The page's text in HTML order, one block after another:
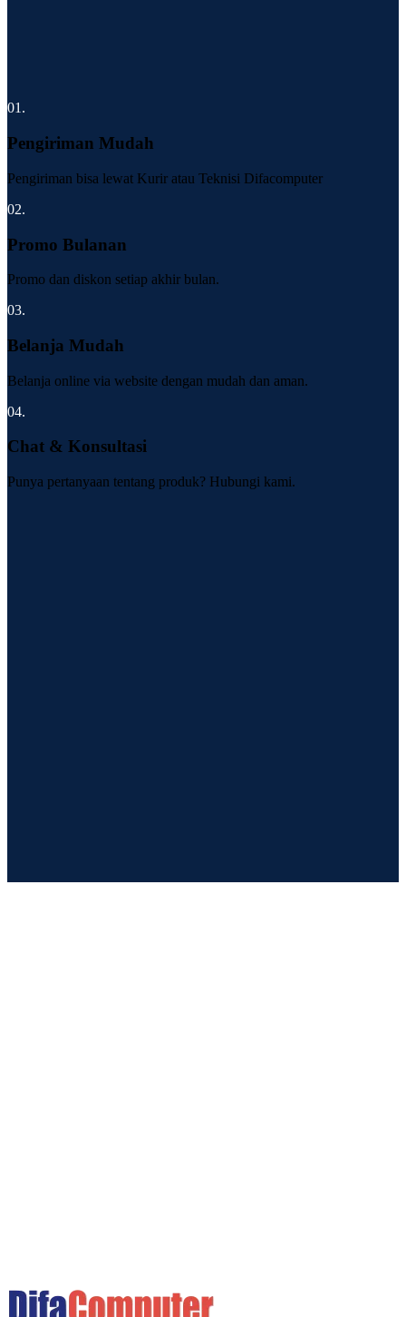
01.
Pengiriman Mudah
Pengiriman bisa lewat Kurir atau Teknisi Difacomputer
02.
Promo Bulanan
Promo dan diskon setiap akhir bulan.
03.
Belanja Mudah
Belanja online via website dengan mudah dan aman.
04.
Chat & Konsultasi
Punya pertanyaan tentang produk? Hubungi kami.